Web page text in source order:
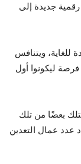
جديدة إلى
للغاية، ويتنافس
ليكونوا أول
بعضًا من تلك
عدد عمال التعدين